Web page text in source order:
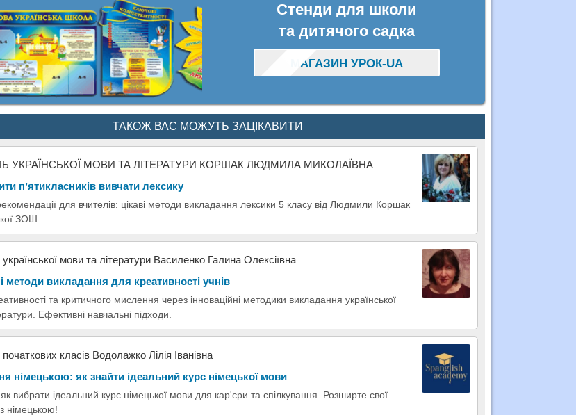
Стенди для школи
та дитячого садка
МАГАЗИН УРОК-UA
ТАКОЖ ВАС МОЖУТЬ ЗАЦІКАВИТИ
УКРАЇНСЬКОЇ МОВИ ТА ЛІТЕРАТУРИ КОРШАК ЛЮДМИЛА МИКОЛАЇВНА
пʼятикласників вивчати лексику
для вчителів: цікаві методи викладання лексики 5 класу від Людмили Коршак
ЗОШ.
мови та літератури Василенко Галина Олексіївна
методи викладання для креативності учнів
та критичного мислення через інноваційні методики викладання української
Ефективні навчальні підходи.
класів Водолажко Лілія Іванівна
німецькою: як знайти ідеальний курс німецької мови
вибрати ідеальний курс німецької мови для кар'єри та спілкування. Розширте свої
німецькою!